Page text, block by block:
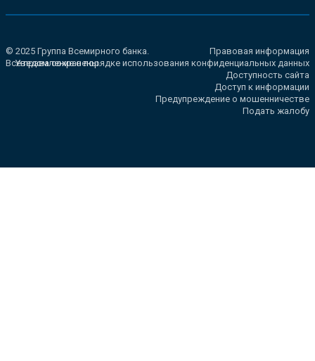
© 2025 Группа Всемирного банка.
Все права сохранены.
Правовая информация
Уведомление о порядке использования конфиденциальных данных
Доступность сайта
Доступ к информации
Предупреждение о мошенничестве
Подать жалобу